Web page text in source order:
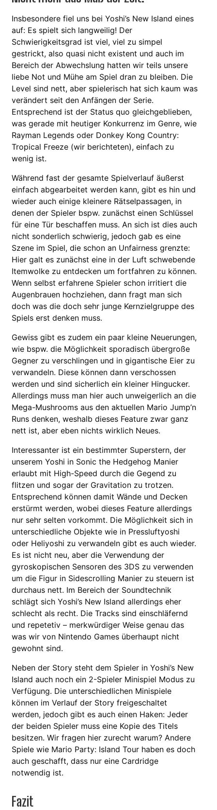
Insbesondere fiel uns bei Yoshi’s New Island eines
auf: Es spielt sich langweilig! Der
Schwierigkeitsgrad ist viel, viel zu simpel
gestrickt, also quasi nicht existent und auch im
Bereich der Abwechslung hatten wir teils unsere
liebe Not und Mühe am Spiel dran zu bleiben. Die
Level sind nett, aber spielerisch hat sich kaum was
verändert seit den Anfängen der Serie.
Entsprechend ist der Status quo gleichgeblieben,
was gerade mit heutiger Konkurrenz im Genre, wie
Rayman Legends oder Donkey Kong Country:
Tropical Freeze (wir berichteten), einfach zu
wenig ist.
Während fast der gesamte Spielverlauf äußerst
einfach abgearbeitet werden kann, gibt es hin und
wieder auch einige kleinere Rätselpassagen, in
denen der Spieler bspw. zunächst einen Schlüssel
für eine Tür beschaffen muss. An sich ist dies auch
nicht sonderlich schwierig, jedoch gab es eine
Szene im Spiel, die schon an Unfairness grenzte:
Hier galt es zunächst eine in der Luft schwebende
Itemwolke zu entdecken um fortfahren zu können.
Wenn selbst erfahrene Spieler schon irritiert die
Augenbrauen hochziehen, dann fragt man sich
doch was die doch sehr junge Kernzielgruppe des
Spiels erst denken muss.
Gewiss gibt es zudem ein paar kleine Neuerungen,
wie bspw. die Möglichkeit sporadisch übergroße
Gegner zu verschlingen und in gigantische Eier zu
verwandeln. Diese können dann verschossen
werden und sind sicherlich ein kleiner Hingucker.
Allerdings muss man hier auch unweigerlich an die
Mega-Mushrooms aus den aktuellen Mario Jump’n
Runs denken, weshalb dieses Feature zwar ganz
nett ist, aber eben nichts wirklich Neues.
Interessanter ist ein bestimmter Superstern, der
unserem Yoshi in Sonic the Hedgehog Manier
erlaubt mit High-Speed durch die Gegend zu
flitzen und sogar der Gravitation zu trotzen.
Entsprechend können damit Wände und Decken
erstürmt werden, wobei dieses Feature allerdings
nur sehr selten vorkommt. Die Möglichkeit sich in
unterschiedliche Objekte wie in Pressluftyoshi
oder Heliyoshi zu verwandeln gibt es auch wieder.
Es ist nicht neu, aber die Verwendung der
gyroskopischen Sensoren des 3DS zu verwenden
um die Figur in Sidescrolling Manier zu steuern ist
durchaus nett. Im Bereich der Soundtechnik
schlägt sich Yoshi’s New Island allerdings eher
schlecht als recht. Die Tracks sind einschläfernd
und repetetiv – merkwürdiger Weise genau das
was wir von Nintendo Games überhaupt nicht
gewohnt sind.
Neben der Story steht dem Spieler in Yoshi’s New
Island auch noch ein 2-Spieler Minispiel Modus zu
Verfügung. Die unterschiedlichen Minispiele
können im Verlauf der Story freigeschaltet
werden, jedoch gibt es auch einen Haken: Jeder
der beiden Spieler muss eine Kopie des Titels
besitzen. Wir fragen hier zurecht warum? Andere
Spiele wie Mario Party: Island Tour haben es doch
auch geschafft, dass nur eine Cardridge
notwendig ist.
Fazit